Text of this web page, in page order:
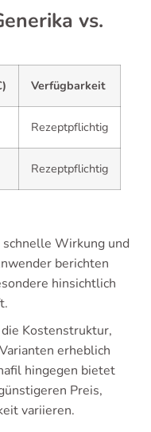
vs.
Verfügbarkeit
Rezeptpflichtig
Rezeptpflichtig
schnelle Wirkung und
berichten
hinsichtlich
Kostenstruktur,
erheblich
hingegen bietet
Preis,
variieren.